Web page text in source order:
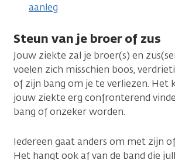
aanleg
Steun van je broer of zus
Jouw ziekte zal je broer(s) en
voelen zich misschien boos,
of zijn bang om je te verliezen. Het
jouw ziekte erg confronterend
bang of onzeker worden.
Iedereen gaat anders om met zijn
Het hangt ook af van de band die